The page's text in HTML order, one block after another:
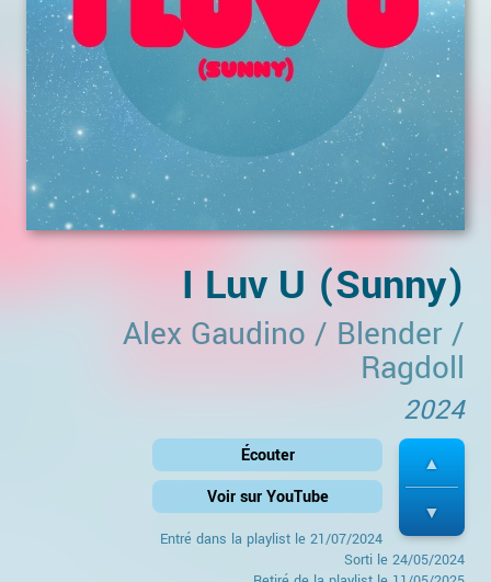
I Luv U (Sunny)
Alex Gaudino / Blender /
Ragdoll
2024
Écouter
Voir sur YouTube
Entré dans la playlist le 21/07/2024
Sorti le 24/05/2024